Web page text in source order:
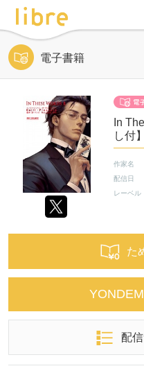
電子書籍
In
し付】
作家名
配信日
レーベル
た
配